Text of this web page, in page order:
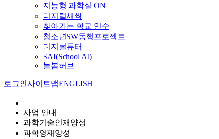
지능형 과학실 ON
디지털새싹
찾아가는 학교 연수
청소년SW동행프로젝트
디지털튜터
SAI(School AI)
늘봄허브
로그인사이트맵ENGLISH
사업 안내
과학기술인재양성
과학영재양성